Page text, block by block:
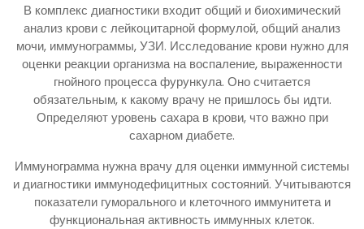
В комплекс диагностики входит общий и биохимический
анализ крови с лейкоцитарной формулой, общий анализ
мочи, иммунограммы, УЗИ. Исследование крови нужно для
оценки реакции организма на воспаление, выраженности
гнойного процесса фурункула. Оно считается
обязательным, к какому врачу не пришлось бы идти.
Определяют уровень сахара в крови, что важно при
сахарном диабете.
Иммунограмма нужна врачу для оценки иммунной системы
и диагностики иммунодефицитных состояний. Учитываются
показатели гуморального и клеточного иммунитета и
функциональная активность иммунных клеток.